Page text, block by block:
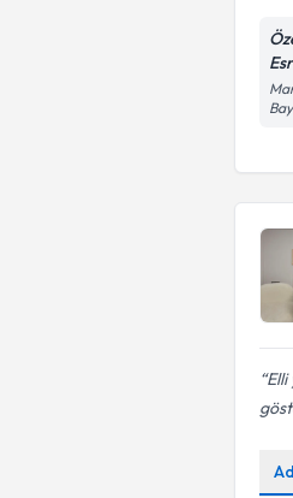
Elli